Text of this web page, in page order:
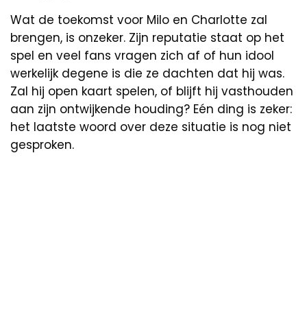
Wat de toekomst voor Milo en Charlotte zal
brengen, is onzeker. Zijn reputatie staat op het
spel en veel fans vragen zich af of hun idool
werkelijk degene is die ze dachten dat hij was.
Zal hij open kaart spelen, of blijft hij vasthouden
aan zijn ontwijkende houding? Eén ding is zeker:
het laatste woord over deze situatie is nog niet
gesproken.